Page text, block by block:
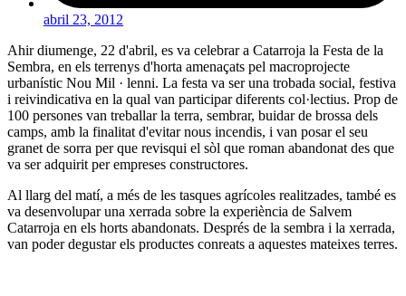
abril 23, 2012
Ahir diumenge, 22 d'abril, es va celebrar a Catarroja la Festa de la
Sembra, en els terrenys d'horta amenaçats pel macroprojecte
urbanístic Nou Mil · lenni. La festa va ser una trobada social, festiva
i reivindicativa en la qual van participar diferents col·lectius. Prop de
100 persones van treballar la terra, sembrar, buidar de brossa dels
camps, amb la finalitat d'evitar nous incendis, i van posar el seu
granet de sorra per que revisqui el sòl que roman abandonat des que
va ser adquirit per empreses constructores.
Al llarg del matí, a més de les tasques agrícoles realitzades, també es
va desenvolupar una xerrada sobre la experiència de Salvem
Catarroja en els horts abandonats. Després de la sembra i la xerrada,
van poder degustar els productes conreats a aquestes mateixes terres.